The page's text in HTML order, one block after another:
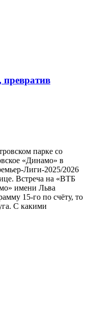
парке со
«Динамо» в
Лиги-2025/2026
Встреча на «ВТБ
имени Льва
15-го по счёту, то
С какими